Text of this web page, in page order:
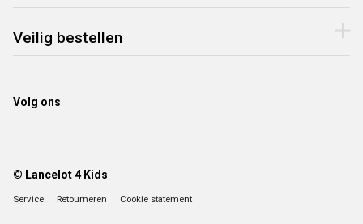
Veilig bestellen
Volg ons
© Lancelot 4 Kids
Service Retourneren Cookie statement